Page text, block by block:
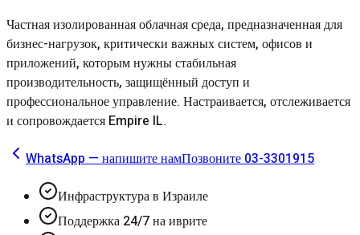
Частная изолированная облачная среда, предназначенная для
бизнес-нагрузок, критически важных систем, офисов и
приложений, которым нужны стабильная
производительность, защищённый доступ и
профессиональное управление. Настраивается, отслеживается
и сопровождается Empire IL.
WhatsApp — напишите намПозвоните 03-3301915
Инфраструктура в Израиле
Поддержка 24/7 на иврите